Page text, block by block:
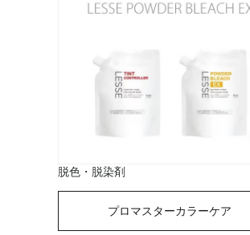
脱色・脱染剤
プロマスターカラーケア